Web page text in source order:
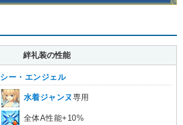
絆礼装の性能
シー・エンジェル
水着ジャンヌ 専用
全体A性能+10%